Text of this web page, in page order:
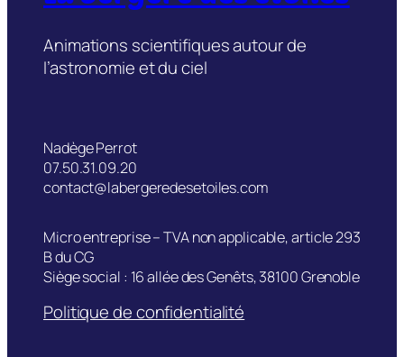
Animations scientifiques autour de
l’astronomie et du ciel
Nadège Perrot
07.50.31.09.20
contact@labergeredesetoiles.com
Micro entreprise – TVA non applicable, article 293
B du CG
Siège social : 16 allée des Genêts, 38100 Grenoble
Politique de confidentialité